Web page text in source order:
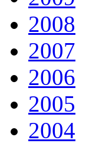
2008
2007
2006
2005
2004